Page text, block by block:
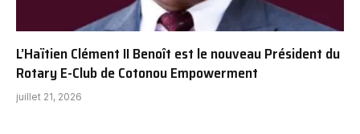
L’Haïtien Clément II Benoît est le nouveau Président du
Rotary E-Club de Cotonou Empowerment
juillet 21, 2026